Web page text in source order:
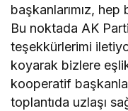
başkanlarımız,
Bu noktada AK
teşekkürlerimi
koyarak bizlere
kooperatif
toplantıda uzlaşı